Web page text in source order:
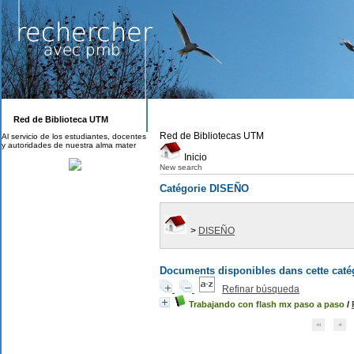
Red de Bibliotecas UTM
Inicio
New search
Catégorie DISEÑO
> DISEÑO
Documents disponibles dans cette
Refinar búsqueda
Trabajando con flash mx paso a paso /
Red de Biblioteca UTM
Al servicio de los estudiantes, docentes
y autoridades de nuestra alma mater